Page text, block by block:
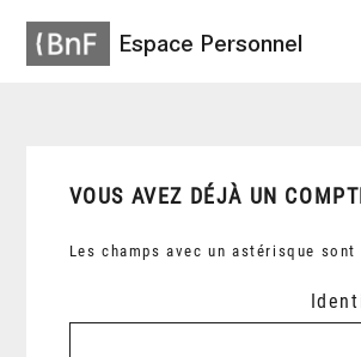
Espace Personnel
VOUS AVEZ DÉJÀ UN
Les champs avec un astérisque